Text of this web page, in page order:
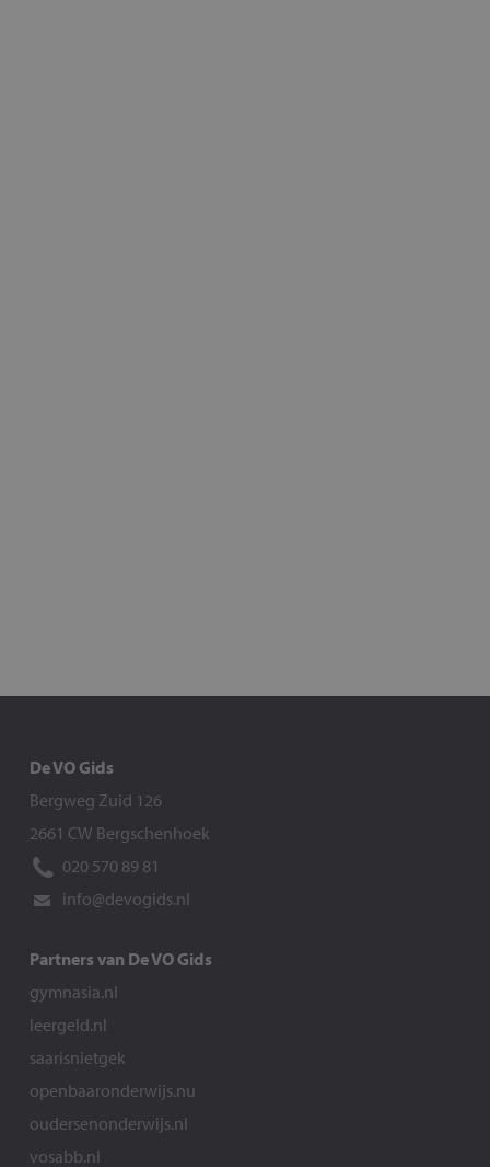
De VO Gids
Bergweg Zuid 126
2661 CW Bergschenhoek
020 570 89 81
info@devogids.nl
Partners van De VO Gids
gymnasia.nl
leergeld.nl
saarisnietgek
openbaaronderwijs.nu
oudersenonderwijs.nl
vosabb.nl